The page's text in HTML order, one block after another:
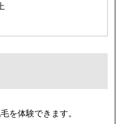
を体験できます。